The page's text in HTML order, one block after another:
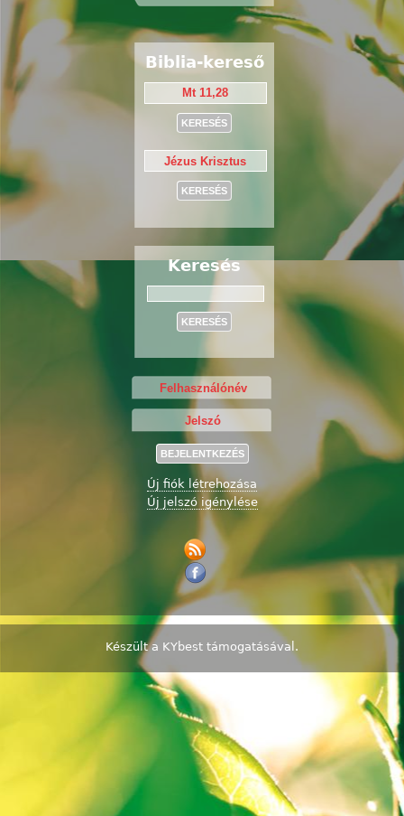
Biblia-kereső
Keresés
Új fiók létrehozása
Új jelszó igénylése
Készült a KYbest támogatásával.